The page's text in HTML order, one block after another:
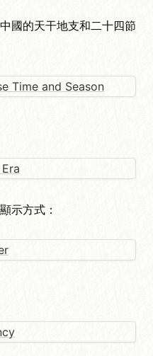
國的天干地支和二十四節
示方式：